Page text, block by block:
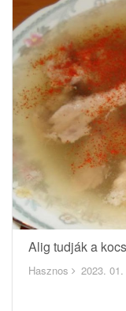
Alig tudják a
Hasznos 2023. 01.